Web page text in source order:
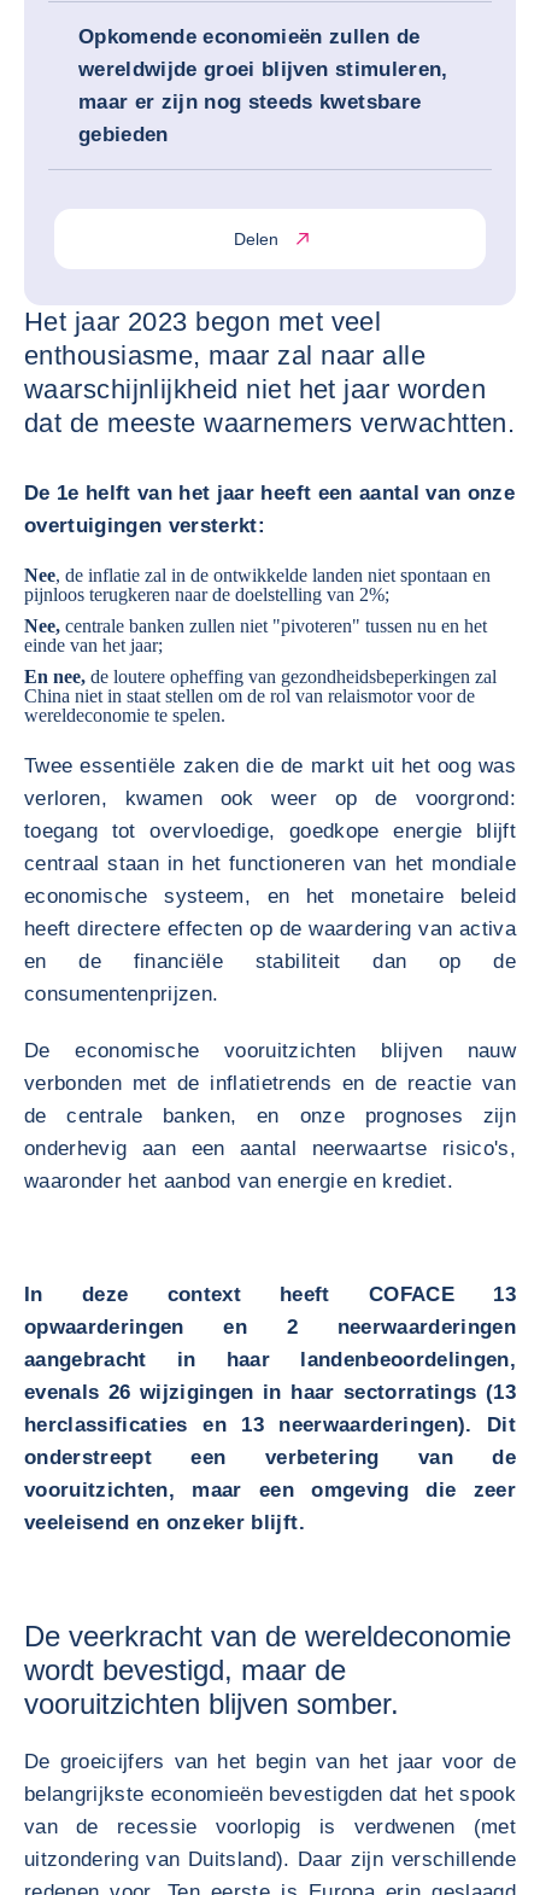
Opkomende economieën zullen de
wereldwijde groei blijven stimuleren,
maar er zijn nog steeds kwetsbare
gebieden
Delen
Het jaar 2023 begon met veel
enthousiasme, maar zal naar alle
waarschijnlijkheid niet het jaar worden
dat de meeste waarnemers verwachtten.
De 1e helft van het jaar heeft een aantal van onze
overtuigingen versterkt:
Nee, de inflatie zal in de ontwikkelde landen niet spontaan en
pijnloos terugkeren naar de doelstelling van 2%;
Nee, centrale banken zullen niet "pivoteren" tussen nu en het
einde van het jaar;
En nee, de loutere opheffing van gezondheidsbeperkingen zal
China niet in staat stellen om de rol van relaismotor voor de
wereldeconomie te spelen.
Twee essentiële zaken die de markt uit het oog was
verloren, kwamen ook weer op de voorgrond:
toegang tot overvloedige, goedkope energie blijft
centraal staan in het functioneren van het mondiale
economische systeem, en het monetaire beleid
heeft directere effecten op de waardering van activa
en de financiële stabiliteit dan op de
consumentenprijzen.
De economische vooruitzichten blijven nauw
verbonden met de inflatietrends en de reactie van
de centrale banken, en onze prognoses zijn
onderhevig aan een aantal neerwaartse risico's,
waaronder het aanbod van energie en krediet.
In deze context heeft COFACE 13
opwaarderingen en 2 neerwaarderingen
aangebracht in haar landenbeoordelingen,
evenals 26 wijzigingen in haar sectorratings (13
herclassificaties en 13 neerwaarderingen). Dit
onderstreept een verbetering van de
vooruitzichten, maar een omgeving die zeer
veeleisend en onzeker blijft.
De veerkracht van de wereldeconomie
wordt bevestigd, maar de
vooruitzichten blijven somber.
De groeicijfers van het begin van het jaar voor de
belangrijkste economieën bevestigden dat het spook
van de recessie voorlopig is verdwenen (met
uitzondering van Duitsland). Daar zijn verschillende